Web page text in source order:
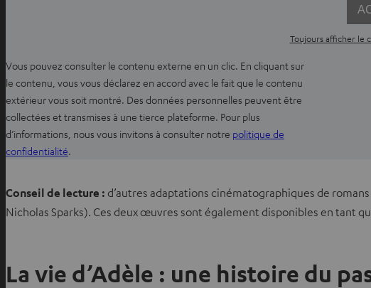
Toujours afficher le
Vous pouvez consulter le contenu externe en un clic. En cliquant sur
le contenu, vous vous déclarez en accord avec le fait que le contenu
extérieur vous soit montré. Des données personnelles peuvent être
collectées et transmises à une tierce plateforme. Pour plus
d’informations, nous vous invitons à consulter notre politique de
confidentialité
r
i
.
Conseil de lecture : d’autres adaptations cinématographiques de
Nicholas Sparks). Ces deux œuvres sont également disponibles en tant
La vie d’Adèle : une histoire du